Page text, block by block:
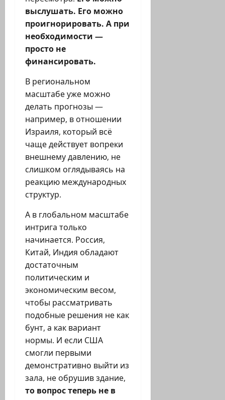
выслушать. Его можно
проигнорировать. А при
необходимости —
просто не
финансировать.
В региональном
масштабе уже можно
делать прогнозы —
например, в отношении
Израиля, который всё
чаще действует вопреки
внешнему давлению, не
слишком оглядываясь на
реакцию международных
структур.
А в глобальном масштабе
интрига только
начинается. Россия,
Китай, Индия обладают
достаточным
политическим и
экономическим весом,
чтобы рассматривать
подобные решения не как
бунт, а как вариант
нормы. И если США
смогли первыми
демонстративно выйти из
зала, не обрушив здание,
то вопрос теперь не в